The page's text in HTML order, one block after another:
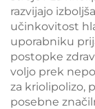
razvijajo
učinkovitost
uporabniku
postopke
voljo prek
za kriolipolizo,
posebne